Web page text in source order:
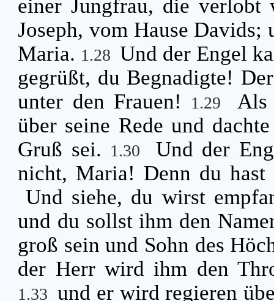
einer Jungfrau, die verlobt
Joseph, vom Hause Davids;
Maria. 1.28 Und der Engel
gegrüßt, du Begnadigte!
unter den Frauen!
1.29
Als
über seine Rede und
Gruß sei. 1.30
Und der
nicht, Maria! Denn du
Und siehe, du wirst
und du sollst ihm den
groß sein und Sohn des
der Herr wird ihm den
1.33 und er wird regieren